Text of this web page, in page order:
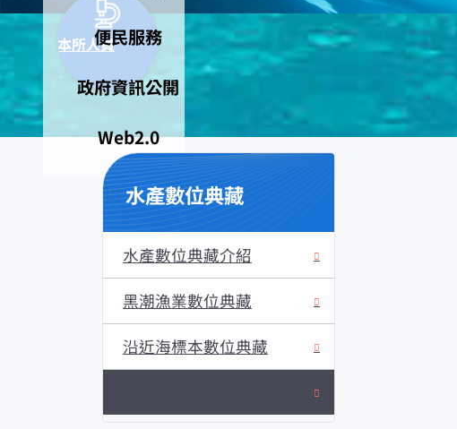
便民服務
政府資訊公開
Web2.0
本所人員
::: 水產數位典藏
水產數位典藏介紹
黑潮漁業數位典藏
沿近海標本數位典藏